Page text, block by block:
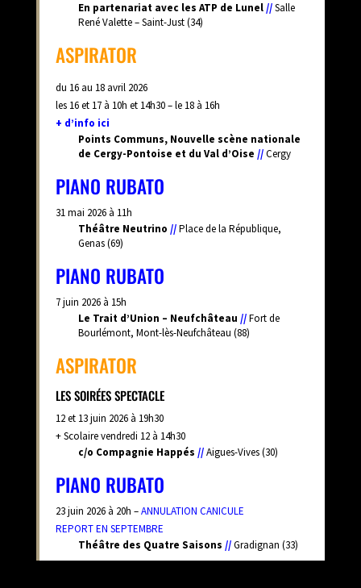
En partenariat avec les ATP de Lunel//Salle
René Valette –Saint-Just (34)
ASPIRATOR
du 16 au 18 avril 2026
les 16 et 17 à 10h et 14h30 – le 18 à 16h
+ d’info ici
Points Communs, Nouvelle scène nationale
de Cergy-Pontoise et du Val d’Oise //Cergy
PIANO RUBATO
31 mai 2026 à 11h
Théâtre Neutrino //Place de la République,
Genas (69)
PIANO RUBATO
7 juin 2026 à 15h
Le Trait d’Union – Neufchâteau //Fort de
Bourlémont, Mont-lès-Neufchâteau (88)
ASPIRATOR
LES SOIRÉES SPECTACLE
12 et 13 juin 2026 à 19h30
+ Scolaire vendredi 12 à 14h30
c/o Compagnie Happés //Aigues-Vives (30)
PIANO RUBATO
23 juin 2026 à 20h –ANNULATION CANICULE
REPORT EN SEPTEMBRE
Théâtre des Quatre Saisons //Gradignan (33)